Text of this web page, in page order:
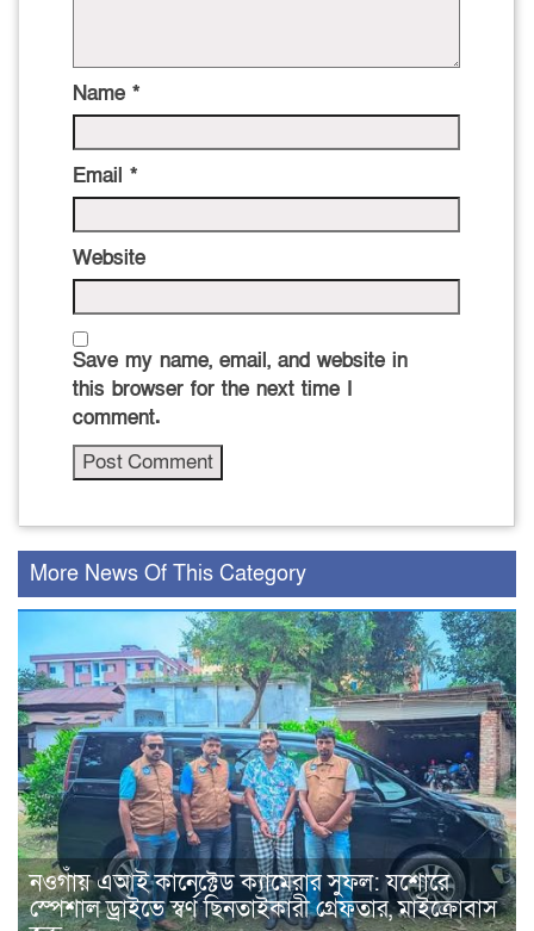
Name *
Email *
Website
Save my name, email, and website in
this browser for the next time I
comment.
More News Of This Category
নওগাঁয় এআই কানেক্টেড ক্যামেরার সুফল: যশোরে
স্পেশাল ড্রাইভে স্বর্ণ ছিনতাইকারী গ্রেফতার, মাইক্রোবাস